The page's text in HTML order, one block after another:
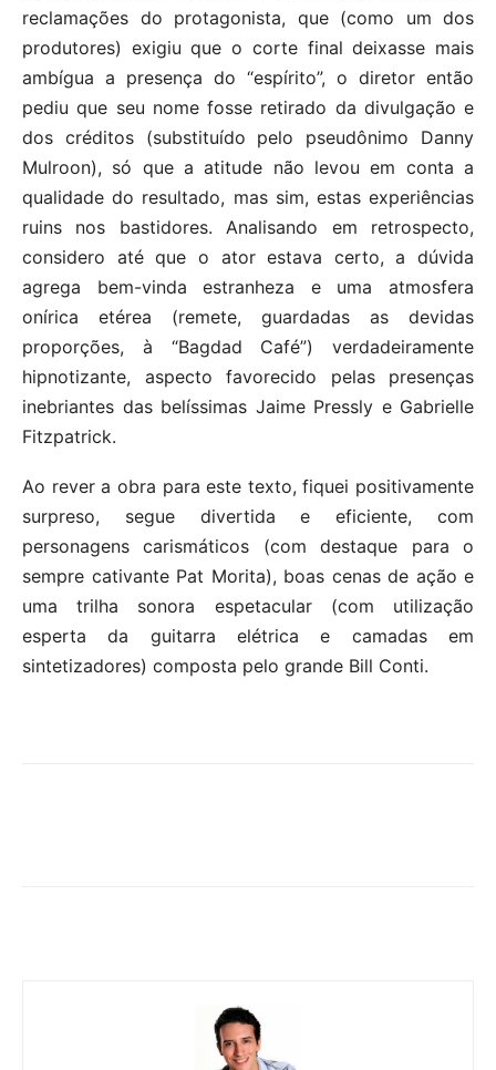
reclamações do protagonista, que (como um dos
produtores) exigiu que o corte final deixasse mais
ambígua a presença do “espírito”, o diretor então
pediu que seu nome fosse retirado da divulgação e
dos créditos (substituído pelo pseudônimo Danny
Mulroon), só que a atitude não levou em conta a
qualidade do resultado, mas sim, estas experiências
ruins nos bastidores. Analisando em retrospecto,
considero até que o ator estava certo, a dúvida
agrega bem-vinda estranheza e uma atmosfera
onírica etérea (remete, guardadas as devidas
proporções, à “Bagdad Café”) verdadeiramente
hipnotizante, aspecto favorecido pelas presenças
inebriantes das belíssimas Jaime Pressly e Gabrielle
Fitzpatrick.
Ao rever a obra para este texto, fiquei positivamente
surpreso, segue divertida e eficiente, com
personagens carismáticos (com destaque para o
sempre cativante Pat Morita), boas cenas de ação e
uma trilha sonora espetacular (com utilização
esperta da guitarra elétrica e camadas em
sintetizadores) composta pelo grande Bill Conti.